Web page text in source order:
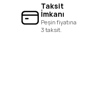
Taksit
İmkanı
Peşin fiyatına
3 taksit.